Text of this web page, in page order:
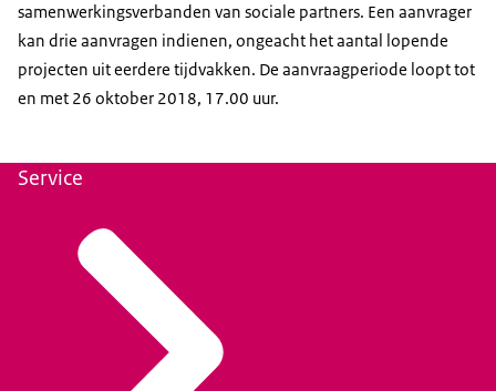
samenwerkingsverbanden van sociale partners. Een aanvrager
kan drie aanvragen indienen, ongeacht het aantal lopende
projecten uit eerdere tijdvakken. De aanvraagperiode loopt tot
en met 26 oktober 2018, 17.00 uur.
Service